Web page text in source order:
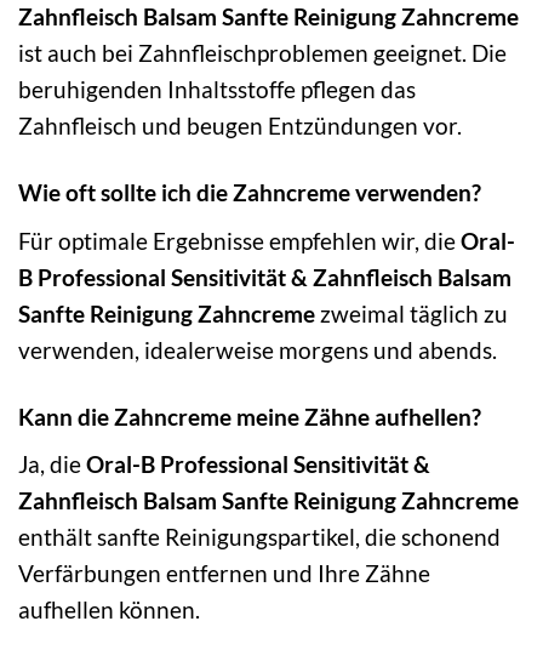
Zahnfleisch Balsam Sanfte Reinigung Zahncreme
ist auch bei Zahnfleischproblemen geeignet. Die
beruhigenden Inhaltsstoffe pflegen das
Zahnfleisch und beugen Entzündungen vor.
Wie oft sollte ich die Zahncreme verwenden?
Für optimale Ergebnisse empfehlen wir, dieOral-
B Professional Sensitivität & Zahnfleisch Balsam
Sanfte Reinigung Zahncreme zweimal täglich zu
verwenden, idealerweise morgens und abends.
Kann die Zahncreme meine Zähne aufhellen?
Ja, dieOral-B Professional Sensitivität &
Zahnfleisch Balsam Sanfte Reinigung Zahncreme
enthält sanfte Reinigungspartikel, die schonend
Verfärbungen entfernen und Ihre Zähne
aufhellen können.